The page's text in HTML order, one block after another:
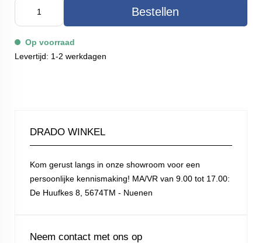
Bestellen
Op voorraad
Levertijd: 1-2 werkdagen
DRADO WINKEL
Kom gerust langs in onze showroom voor een
persoonlijke kennismaking! MA/VR van 9.00 tot 17.00:
De Huufkes 8, 5674TM - Nuenen
Neem contact met ons op